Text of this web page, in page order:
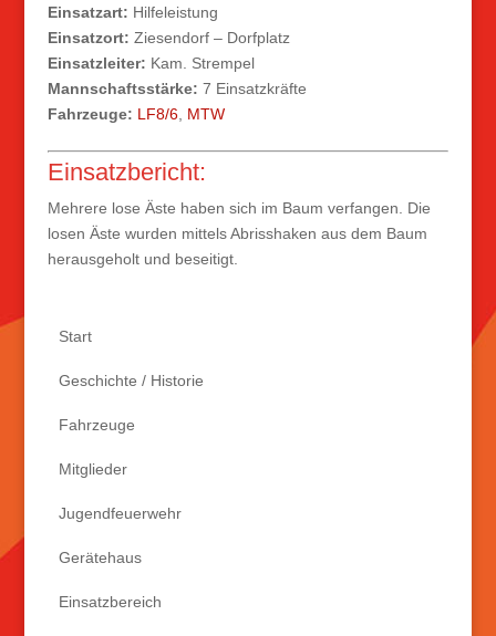
Einsatzart: Hilfeleistung
Einsatzort: Ziesendorf – Dorfplatz
Einsatzleiter: Kam. Strempel
Mannschaftsstärke: 7 Einsatzkräfte
Fahrzeuge: LF8/6, MTW
Einsatzbericht:
Mehrere lose Äste haben sich im Baum verfangen. Die
losen Äste wurden mittels Abrisshaken aus dem Baum
herausgeholt und beseitigt.
Start
Geschichte / Historie
Fahrzeuge
Mitglieder
Jugendfeuerwehr
Gerätehaus
Einsatzbereich